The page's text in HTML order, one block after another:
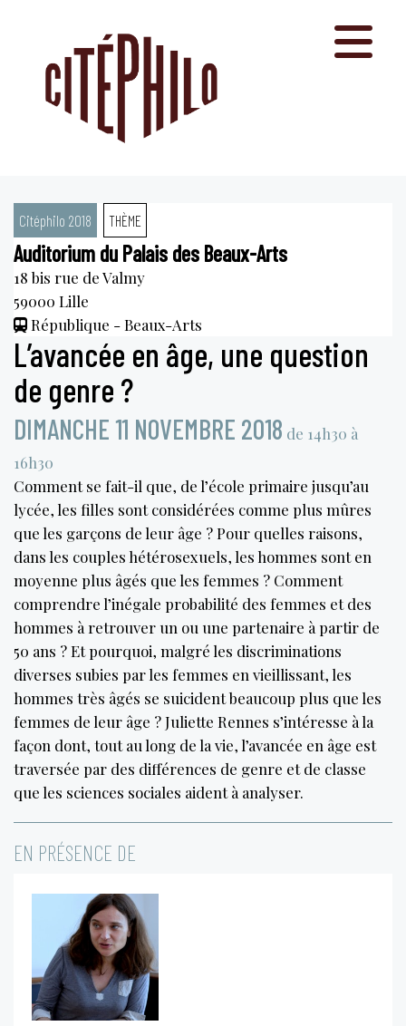
Citéphilo 2018 THÈME
Auditorium du Palais des Beaux-Arts
18 bis rue de Valmy
59000 Lille
République - Beaux-Arts
L’avancée en âge, une question
de genre ?
DIMANCHE 11 NOVEMBRE 2018 de 14h30 à
16h30
Comment se fait-il que, de l’école primaire jusqu’au
lycée, les filles sont considérées comme plus mûres
que les garçons de leur âge ? Pour quelles raisons,
dans les couples hétérosexuels, les hommes sont en
moyenne plus âgés que les femmes ? Comment
comprendre l’inégale probabilité des femmes et des
hommes à retrouver un ou une partenaire à partir de
50 ans ? Et pourquoi, malgré les discriminations
diverses subies par les femmes en vieillissant, les
hommes très âgés se suicident beaucoup plus que les
femmes de leur âge ? Juliette Rennes s’intéresse à la
façon dont, tout au long de la vie, l’avancée en âge est
traversée par des différences de genre et de classe
que les sciences sociales aident à analyser.
EN PRÉSENCE DE